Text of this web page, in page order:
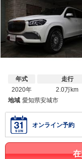
年式
2020年
走行
2.0万km
地域 愛知県安城市
オンライン予約